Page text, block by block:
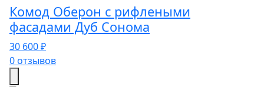
Комод Оберон с рифлеными
фасадами Дуб Сонома
30 600 ₽
0 отзывов